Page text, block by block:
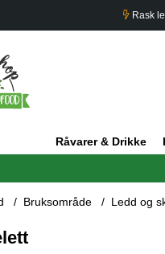
Rask
Råvarer & Drikke
Bruksområde Ledd og